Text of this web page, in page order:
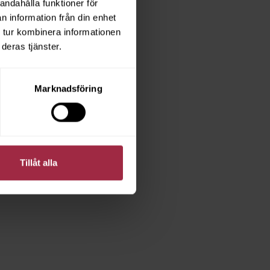
funktioner för
information från din enhet
kombinera informationen
tjänster.
Marknadsföring
Tillåt alla